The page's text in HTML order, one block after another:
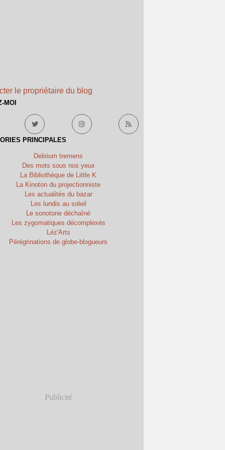
le propriétaire du blog
MOI
PRINCIPALES
Delirium tremens
Des mots sous nos yeux
La Bibliothèque de Little K
La Kinoton du projectionniste
Les actualités du bazar
Les lundis au soleil
Le sonotone déchaîné
Les zygomatiques décomplexés
Léz'Arts
Pérégrinations de globe-blogueurs
Publicité